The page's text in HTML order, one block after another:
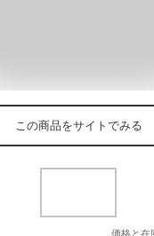
この商品をサイトでみる
価格と在